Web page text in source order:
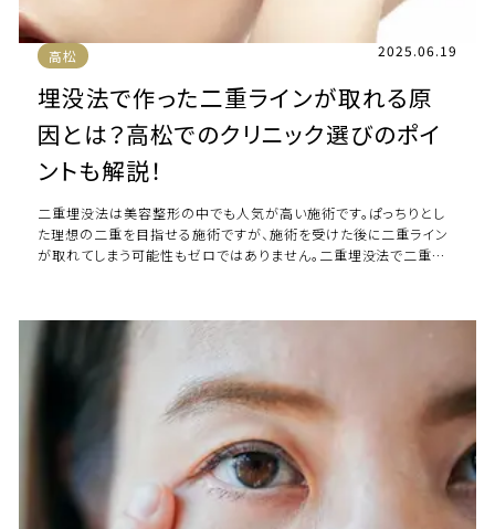
高松 2025.06.19
埋没法で作った二重ラインが取れる原
因とは？高松でのクリニック選びのポイ
ントも解説！
二重埋没法は美容整形の中でも人気が高い施術です。ぱっちりとし
た理想の二重を目指せる施術ですが、施術を受けた後に二重ライン
が取れてしまう可能性もゼロではありません。二重埋没法で二重ラ